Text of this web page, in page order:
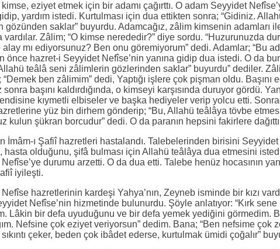
eziyet etmek için bir adamı çağırttı. O adam Seyyidet
yardım istedi. Kurtulması için dua ettikten sonra; “Gidiniz.
gözünden saklar” buyurdu. Adamcağız, zâlim kimsenin adamları
vardılar. Zâlim; “O kimse nerededir?” diye sordu. “Huzurunuzda
alay mı ediyorsunuz? Ben onu göremiyorum” dedi. Adamlar; “Bu
önce hazret-i Seyyidet Nefîse’nin yanına gidip dua istedi. O da
teâlâ seni zâlimlerin gözlerinden saklar” buyurdu” dediler.
ben zâlimim” dedi, Yaptığı işlere çok pişman oldu. Başını
başını kaldırdığında, o kimseyi karşısında duruyor gördü.
kıymetli elbiseler ve başka hediyeler verip yolcu etti.
yüz bin dirhem gönderip; “Bu, Allahü teâlâya tövbe
kulun şükran borcudur” dedi. O da paranın hepsini fakirlere
İmâm-ı Şafiî hazretleri hastalandı. Talebelerinden birisini Seyyidet
hasta olduğunu, şifâ bulması için Allahü teâlâya dua etmesini
durumu arzetti. O da dua etti. Talebe henüz hocasının
iyileşti.
hazretlerinin kardeşi Yahya’nın, Zeyneb isminde bir kızı
Nefîse’nin hizmetinde bulunurdu. Şöyle anlatıyor: “Kırk
Lâkin bir defa uyuduğunu ve bir defa yemek yediğini görmedim.
Nefsine çok eziyet veriyorsun” dedim. Bana; “Ben nefsime çok
çeker, beden çok ibâdet ederse, kurtulmak ümidi çoğalır”